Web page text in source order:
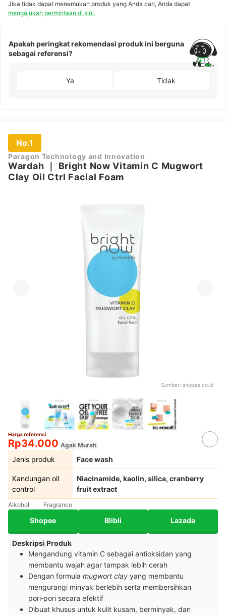
Skin Rescue
Moisturizer
Jika tidak dapat menemukan produk yang Anda cari, Anda dapat
mengajukan permintaan di sini.
Apakah peringkat rekomendasi produk ini berguna
sebagai referensi?
Ya Tidak
No.1
Paragon Technology and Innovation
Wardah
Bright Now Vitamin C Mugwort
Clay Oil Ctrl Facial Foam
Sumber: shopee.co.id
Harga referensi
Rp34.000 Agak Murah
Jenis produk Face wash
Kandungan oil
control
Niacinamide, kaolin, silica, cranberry
fruit extract
Alkohol Fragrance
Shopee Blibli Lazada
Deskripsi Produk
Mengandung vitamin C sebagai antioksidan yang
membantu wajah agar tampak lebih cerah
Dengan formula mugwort clay yang membantu
mengurangi minyak berlebih serta membersihkan
pori‑pori secara efektif
Dibuat khusus untuk kulit kusam, berminyak, dan